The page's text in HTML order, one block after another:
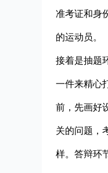
准考证和身
的运动员。
接着是抽题
一件来精心
前，先画好
关的问题，
样。答辩环